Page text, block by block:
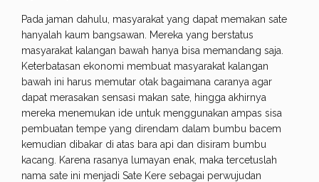
Pada jaman dahulu, masyarakat yang dapat memakan sate
hanyalah kaum bangsawan. Mereka yang berstatus
masyarakat kalangan bawah hanya bisa memandang saja.
Keterbatasan ekonomi membuat masyarakat kalangan
bawah ini harus memutar otak bagaimana caranya agar
dapat merasakan sensasi makan sate, hingga akhirnya
mereka menemukan ide untuk menggunakan ampas sisa
pembuatan tempe yang direndam dalam bumbu bacem
kemudian dibakar di atas bara api dan disiram bumbu
kacang. Karena rasanya lumayan enak, maka tercetuslah
nama sate ini menjadi Sate Kere sebagai perwujudan